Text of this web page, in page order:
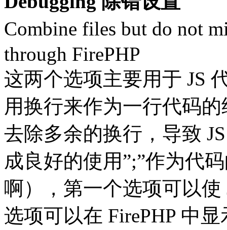
Combine files but do not
through FirePHP
这两个选项主要用于 JS
用换行来作为一行代码
去除多余的换行，导致
成良好的使用”;”作为代
啊），第一个选项可以
选项可以在 FirePHP 中